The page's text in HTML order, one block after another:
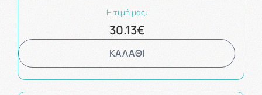
Η τιμή μας:
30.13€
ΚΑΛΑΘΙ